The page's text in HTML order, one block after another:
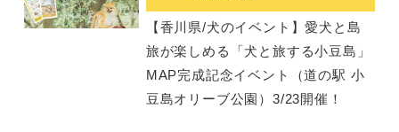
【香川県/犬のイベント】愛犬と島
旅が楽しめる「犬と旅する小豆島」
MAP完成記念イベント（道の駅 小
豆島オリーブ公園）3/23開催！